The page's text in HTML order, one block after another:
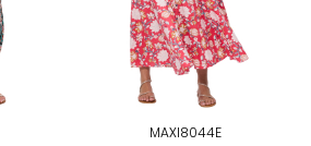
MAXI8044E